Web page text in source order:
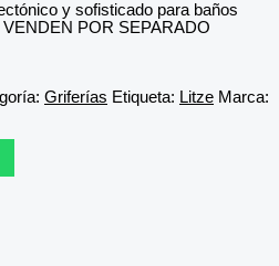
y sofisticado para baños
POR SEPARADO
Griferías Etiqueta: Litze Marca: